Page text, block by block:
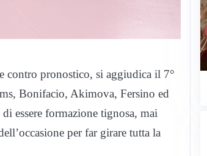
contro pronostico, si aggiudica il 7°
Bonifacio, Akimova, Fersino ed
essere formazione tignosa, mai
per far girare tutta la